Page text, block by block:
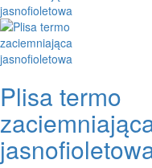
Plisa termo